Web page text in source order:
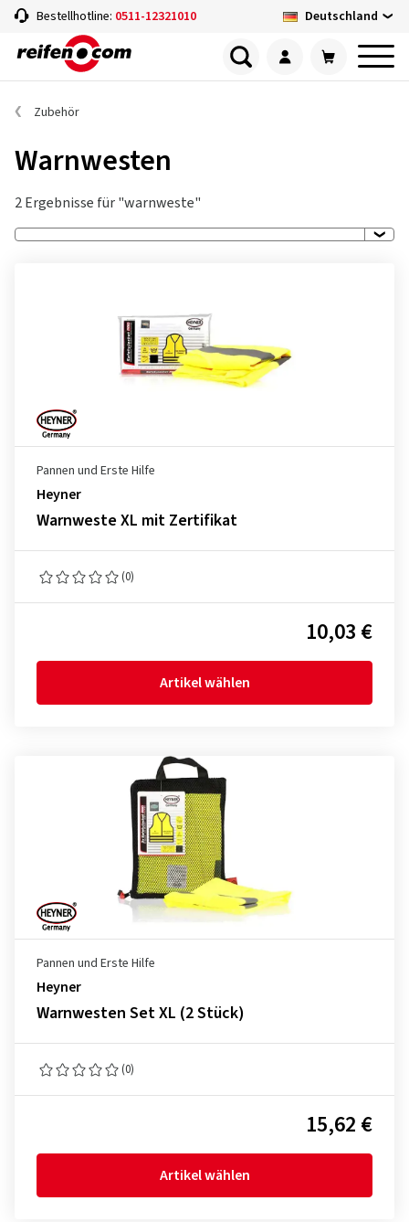
Bestellhotline: 0511-12321010 Deutschland
Zubehör
Warnwesten
2 Ergebnisse für "warnweste"
Pannen und Erste Hilfe
Heyner
Warnweste XL mit Zertifikat
(0)
10,03 €
Artikel wählen
Pannen und Erste Hilfe
Heyner
Warnwesten Set XL (2 Stück)
(0)
15,62 €
Artikel wählen